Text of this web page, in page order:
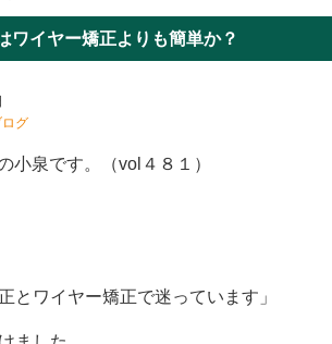
ワイヤー矯正よりも簡単か？
ログ
小泉です。（vol４８１）​​​​
とワイヤー矯正で迷っています」